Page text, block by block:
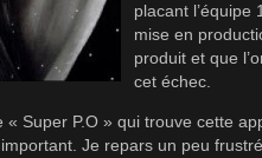
placant l’équipe
mise en
produit et que
cet échec.
Super P.O » qui trouve cette
Je repars un peu